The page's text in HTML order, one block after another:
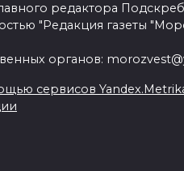
редактора
"Редакция газеты
органов:
сервисов